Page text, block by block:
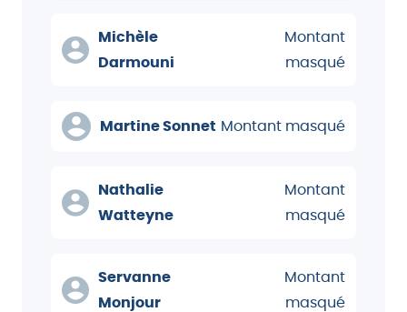
Michèle
Darmouni
Montant
masqué
Martine Sonnet Montant masqué
Nathalie
Watteyne
Montant
masqué
Servanne
Monjour
Montant
masqué